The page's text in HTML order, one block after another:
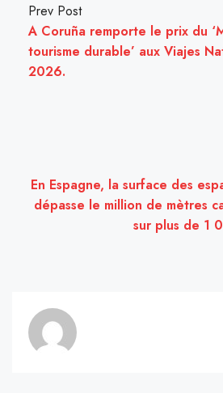
Prev Post
A Coruña remporte le prix du
tourisme durable’ aux Viajes
2026.
En Espagne, la surface des
dépasse le million de mètres
sur plus de 1